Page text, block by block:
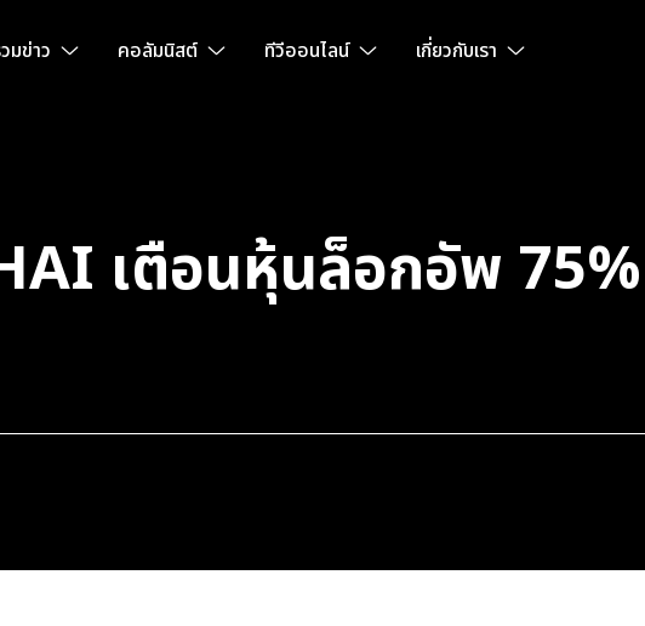
มข่าว คอลัมนิสต์ ทีวีออนไลน์ เกี่ยวกับเรา
เตือนหุ้นล็อกอัพ